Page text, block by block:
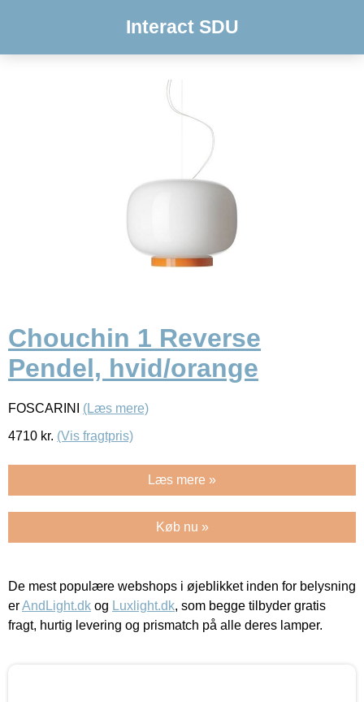
Interact SDU
Chouchin 1 Reverse
Pendel, hvid/orange
FOSCARINI (Læs mere)
4710 kr. (Vis fragtpris)
Læs mere »
Køb nu »
De mest populære webshops i øjeblikket inden for belysning
erAndLight.dk og Luxlight.dk, som begge tilbyder gratis
fragt, hurtig levering og prismatch på alle deres lamper.